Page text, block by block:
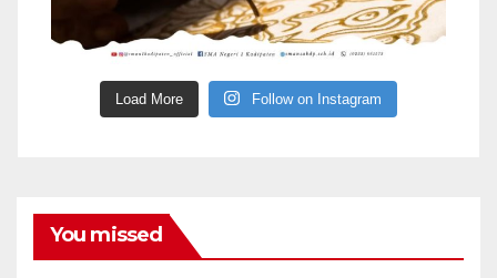
Load More Follow on Instagram
You missed